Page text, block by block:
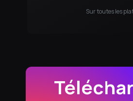
Sur toutes les